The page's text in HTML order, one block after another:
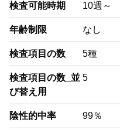
検査可能時期 10週～
年齢制限 なし
検査項目の数 5種
検査項目の数_並
び替え用
5
陰性的中率 99％